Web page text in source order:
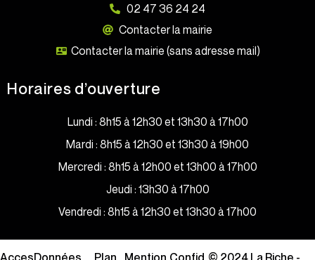
02 47 36 24 24
Contacter la mairie
Contacter la mairie (sans adresse mail)
Horaires d’ouverture
Lundi : 8h15 à 12h30 et 13h30 à 17h00
Mardi : 8h15 à 12h30 et 13h30 à 19h00
Mercredi : 8h15 à 12h00 et 13h00 à 17h00
Jeudi : 13h30 à 17h00
Vendredi : 8h15 à 12h30 et 13h30 à 17h00
AccesDonnées Plan Mention Confid © 2024 La Riche -